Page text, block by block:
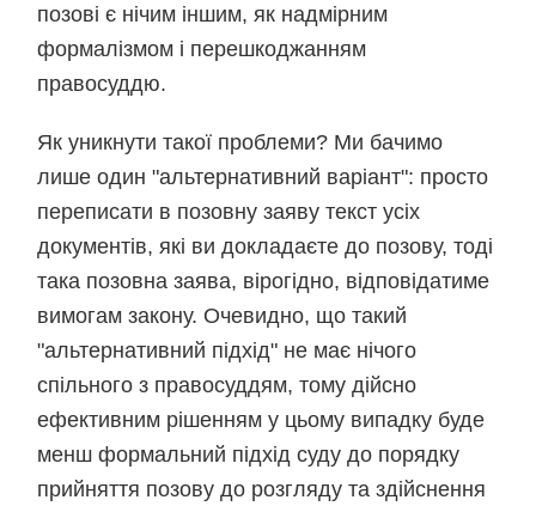
позові є нічим іншим, як надмірним
формалізмом і перешкоджанням
правосуддю.
Як уникнути такої проблеми? Ми бачимо
лише один "альтернативний варіант": просто
переписати в позовну заяву текст усіх
документів, які ви докладаєте до позову, тоді
така позовна заява, вірогідно, відповідатиме
вимогам закону. Очевидно, що такий
"альтернативний підхід" не має нічого
спільного з правосуддям, тому дійсно
ефективним рішенням у цьому випадку буде
менш формальний підхід суду до порядку
прийняття позову до розгляду та здійснення